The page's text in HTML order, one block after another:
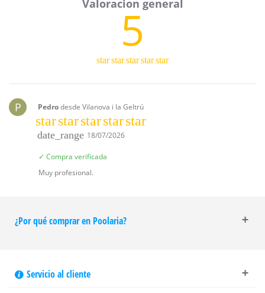
5
starstarstarstarstar
P Pedrodesde Vilanova i la Geltrú
starstarstarstarstar
date_range 18/07/2026
✓ Compra verificada
Muy profesional.
¿Por qué comprar en Poolaria?
Servicio al cliente